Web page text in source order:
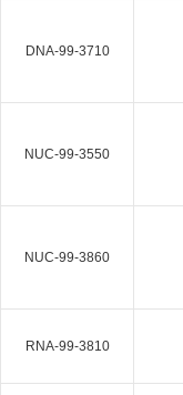
DNA-99-3710
NUC-99-3550
NUC-99-3860
RNA-99-3810